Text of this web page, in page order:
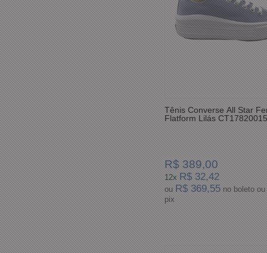
Tênis Converse All Star
Flatform Lilás CT17820015
R$ 389,00
12x R$ 32,42
ou R$ 369,55 no boleto ou
pix